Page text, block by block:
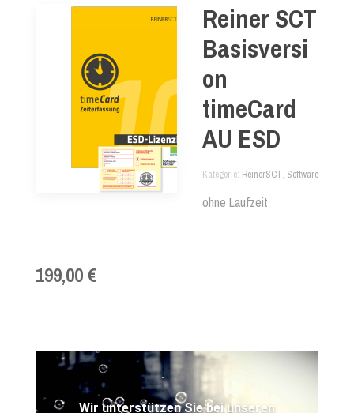
Reiner SCT
Basisversi
on
timeCard
AU ESD
Kategorie ReinerSCT, Software
ohne Laufzeit
199,00 €
Wir unterstützen Sie bei unseren